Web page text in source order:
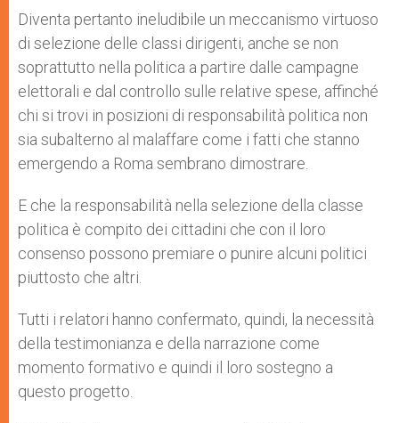
Diventa pertanto ineludibile un meccanismo virtuoso
di selezione delle classi dirigenti, anche se non
soprattutto nella politica a partire dalle campagne
elettorali e dal controllo sulle relative spese, affinché
chi si trovi in posizioni di responsabilità politica non
sia subalterno al malaffare come i fatti che stanno
emergendo a Roma sembrano dimostrare.
E che la responsabilità nella selezione della classe
politica è compito dei cittadini che con il loro
consenso possono premiare o punire alcuni politici
piuttosto che altri.
Tutti i relatori hanno confermato, quindi, la necessità
della testimonianza e della narrazione come
momento formativo e quindi il loro sostegno a
questo progetto.